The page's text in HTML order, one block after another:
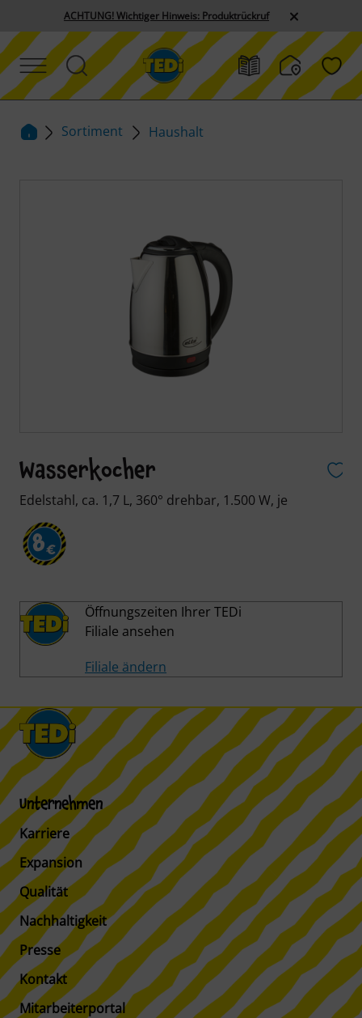
ACHTUNG! Wichtiger Hinweis: Produktrückruf
Sortiment Haushalt
Wasserkocher
Edelstahl, ca. 1,7 L, 360° drehbar, 1.500 W, je
8 €
Öffnungszeiten Ihrer TEDi
Filiale ansehen
Filiale ändern
Unternehmen
Karriere
Expansion
Qualität
Nachhaltigkeit
Presse
Kontakt
Mitarbeiterportal